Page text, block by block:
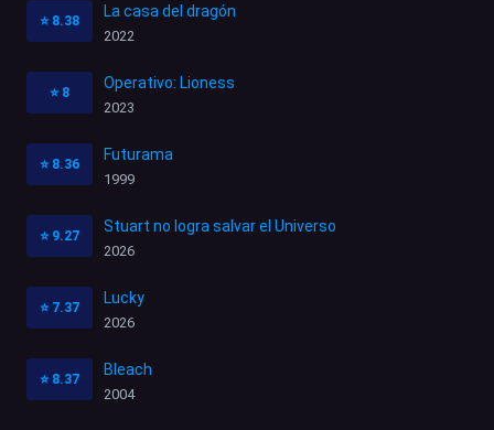
⭐ 8.38
La casa del dragón
2022
⭐ 8
Operativo: Lioness
2023
⭐ 8.36
Futurama
1999
⭐ 9.27
Stuart no logra salvar el Universo
2026
⭐ 7.37
Lucky
2026
⭐ 8.37
Bleach
2004